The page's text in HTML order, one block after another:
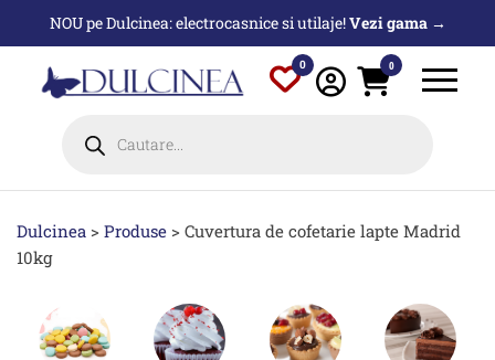
conținut
NOU pe Dulcinea: electrocasnice si utilaje!Vezi gama →
0 0
search
Dulcinea > Produse > Cuvertura de cofetarie lapte Madrid
10kg